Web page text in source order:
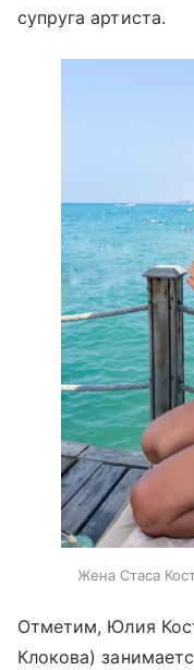
супруга артиста.
Жена Стаса
Отметим, Юлия
Клокова)